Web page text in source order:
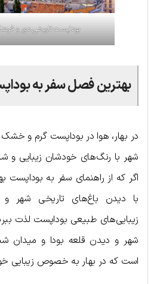
بوداپست تاریخی دور و
بهترین فصل سفر به
در بهار، هوا در بوداپست گرم و
شهر با رنگ‌های خودشان زیبایی و
اگر که از راهنمای سفر به بوداپست
با دیدن باغ‌های تاریخی شهر و
زیبایی‌های طبیعی بوداپست لذت
شهر و دیدن قلعه بودا و میدان
است که در بهار به خصوص زیبایی